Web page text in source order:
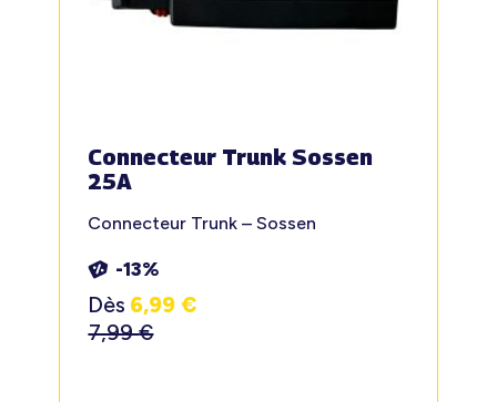
Connecteur Trunk Sossen
25A
Connecteur Trunk – Sossen
-13%
Dès 6,99€
7,99€